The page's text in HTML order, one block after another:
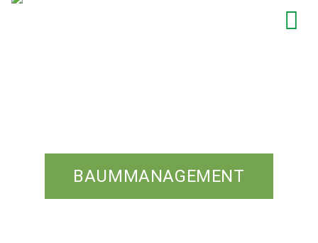
BAUMMANAGEMENT